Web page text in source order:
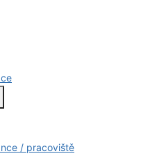
/ pracoviště